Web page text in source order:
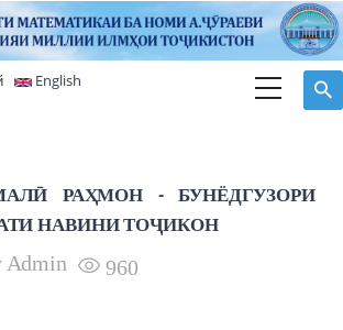
содержанию
English
РАҲМОН - БУНЁДГУЗОРИ
НАВИНИ ТОҶИКОН
Admin 960